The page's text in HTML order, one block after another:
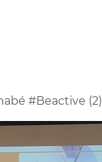
#Beactive (2)